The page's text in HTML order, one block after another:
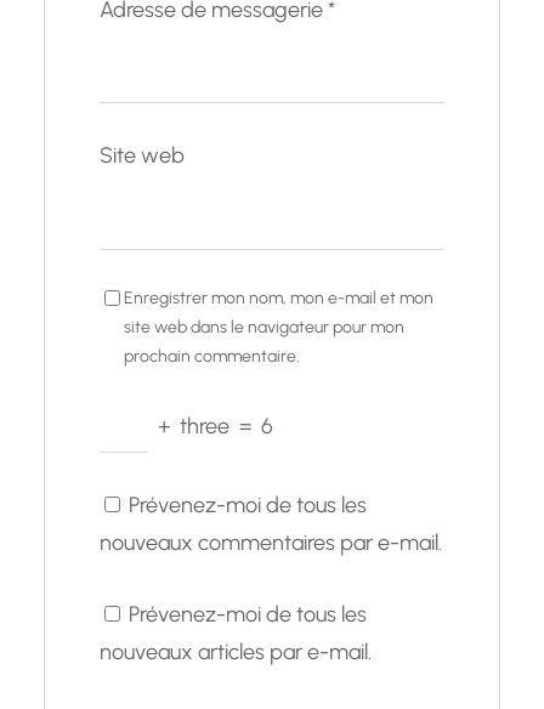
Adresse de messagerie*
Site web
Enregistrer mon nom, mon e-mail et mon
site web dans le navigateur pour mon
prochain commentaire.
+ three = 6
Prévenez-moi de tous les
nouveaux commentaires par e-mail.
Prévenez-moi de tous les
nouveaux articles par e-mail.